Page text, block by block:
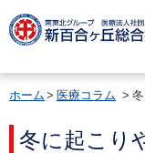
ホーム 医療コラム
冬に起こり